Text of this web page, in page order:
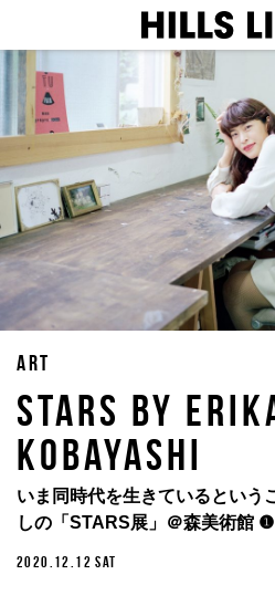
ART
STARS BY
KOBAYASHI
いま同時代を生きているとい
しの「STARS展」＠森美術館 ❶
2020.12.12 SAT